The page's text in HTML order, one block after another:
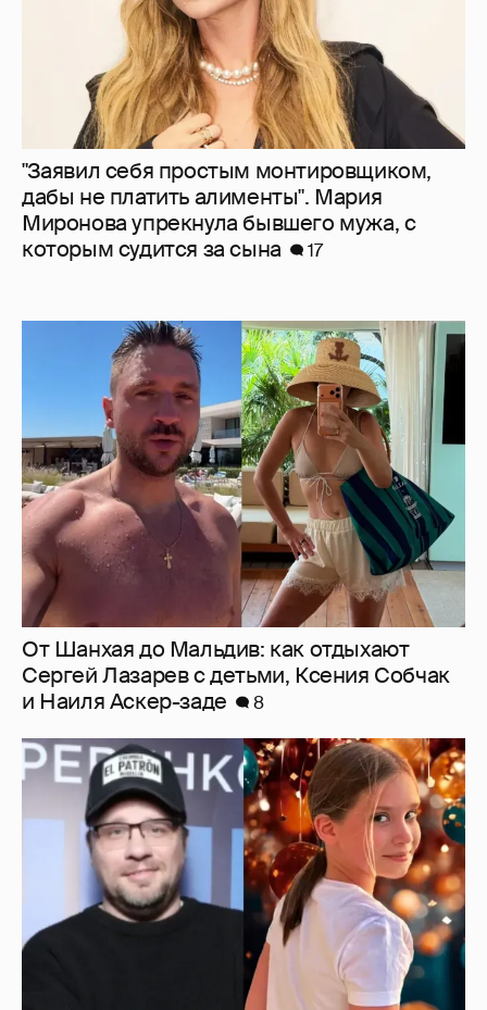
От Шанхая до Мальдив: как отдыхают
Сергей Лазарев с детьми, Ксения Собчак
и Наиля Аскер-заде
8
"Ей всё не так". Гарик Харламов
пожаловался на переходный возраст
дочери от Кристины Асмус
7